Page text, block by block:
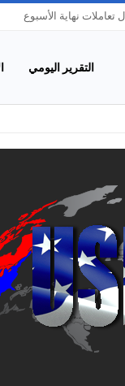
نهاية الأسبوع
التقرير اليومي